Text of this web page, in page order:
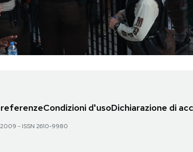
Condizioni d'usoDichiarazione di
- ISSN 2610-9980